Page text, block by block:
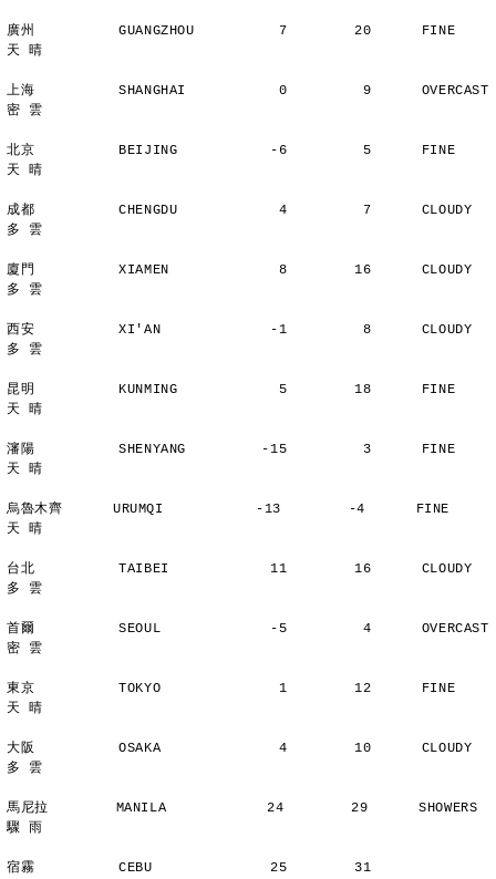
廣州          GUANGZHOU          7        20      FINE
天 晴
上海          SHANGHAI           0         9      OVERCAST
密 雲
北京          BEIJING           -6         5      FINE
天 晴
成都          CHENGDU            4         7      CLOUDY
多 雲
廈門          XIAMEN             8        16      CLOUDY
多 雲
西安          XI'AN             -1         8      CLOUDY
多 雲
昆明          KUNMING            5        18      FINE
天 晴
瀋陽          SHENYANG         -15         3      FINE
天 晴
烏魯木齊      URUMQI           -13        -4      FINE
天 晴
台北          TAIBEI            11        16      CLOUDY
多 雲
首爾          SEOUL             -5         4      OVERCAST
密 雲
東京          TOKYO              1        12      FINE
天 晴
大阪          OSAKA              4        10      CLOUDY
多 雲
馬尼拉        MANILA            24        29      SHOWERS
驟 雨
宿霧          CEBU              25        31